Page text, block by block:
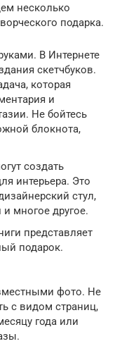
несколько
подарка.
В Интернете
скетчбуков.
которая
и
Не бойтесь
блокнота,
создать
интерьера. Это
стул,
многое другое.
представляет
подарок.
фото. Не
с видом страниц,
года или